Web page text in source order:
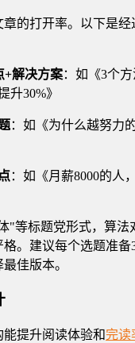
的打开率。以下是
+解决方案：如《3个方
升30%》
：如《为什么越努力
：如《月薪8000的人
"等标题党形式，算法
。建议每个选题准备
佳版本。
能提升阅读体验和完读